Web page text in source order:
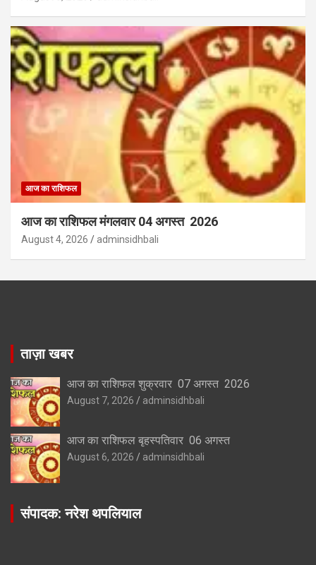
आज का राशिफल
आज का राशिफल मंगलवार 04 अगस्त 2026
August 4, 2026 adminsidhbali
ताज़ा खबर
आज का राशिफल शुक्रवार 07 अगस्त 2026
August 7, 2026 adminsidhbali
आज का राशिफल बृहस्पतिवार 06 अगस्त
August 6, 2026 adminsidhbali
संपादक: नरेश थपलियाल